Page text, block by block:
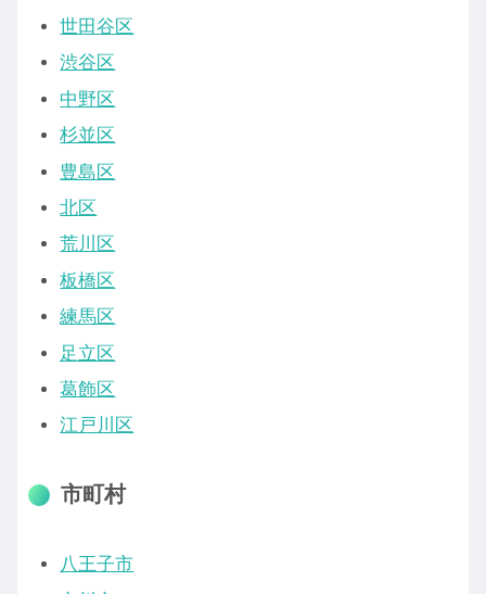
世田谷区
渋谷区
中野区
杉並区
豊島区
北区
荒川区
板橋区
練馬区
足立区
葛飾区
江戸川区
市町村
八王子市